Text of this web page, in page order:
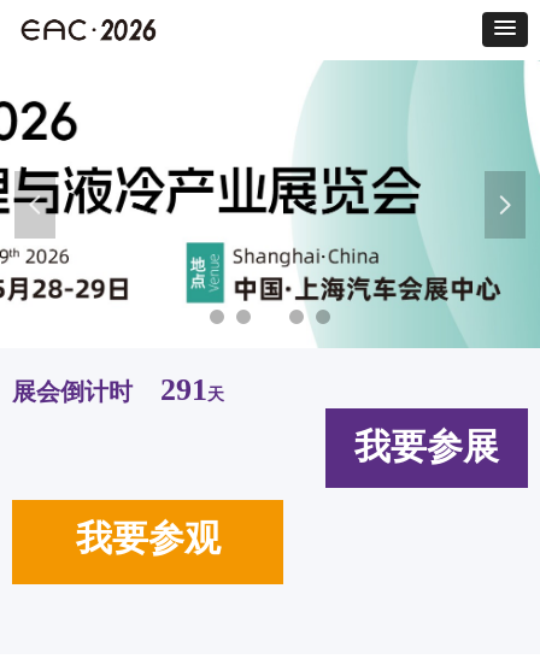
展会倒计时 291天
我要参展
我要参观
넳 넲